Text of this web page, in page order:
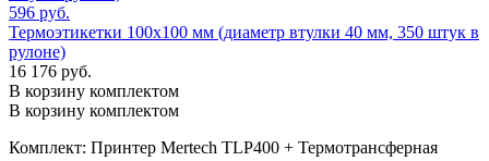
596 руб.
Термоэтикетки 100х100 мм (диаметр втулки 40 мм, 350 штук в
рулоне)
16 176 руб.
В корзину комплектом
В корзину комплектом
Комплект: Принтер Mertech TLP400 + Термотрансферная